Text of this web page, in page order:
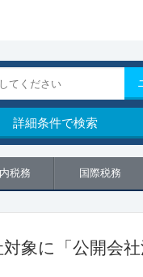
詳細条件で検索
税務 国際税務
象に「公開会社